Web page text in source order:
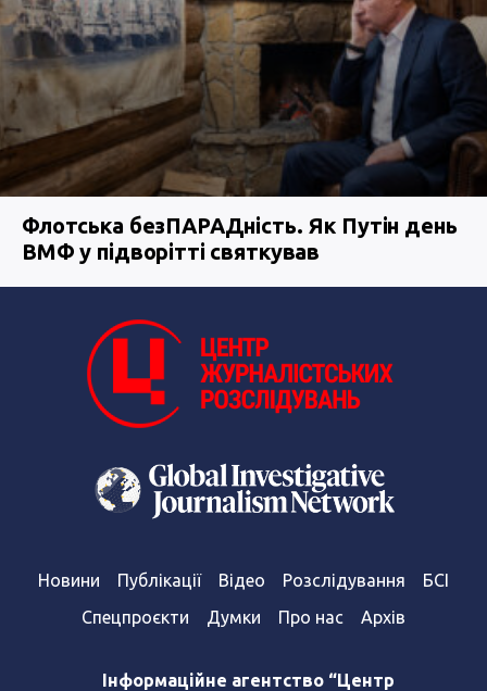
Флотська безПАРАДність. Як Путін день
ВМФ у підворітті святкував
Новини Публікації Відео Розслідування
БСІ
Спецпроєкти
Думки Про нас Архів
Інформаційне агентство “Центр